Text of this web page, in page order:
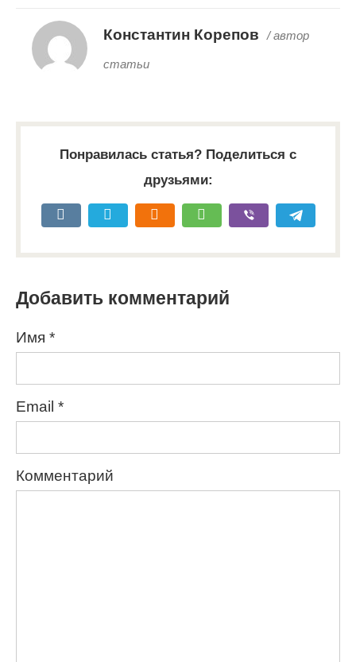
Константин Корепов / автор
статьи
Понравилась статья? Поделиться с
друзьями:
Добавить комментарий
Имя *
Email *
Комментарий